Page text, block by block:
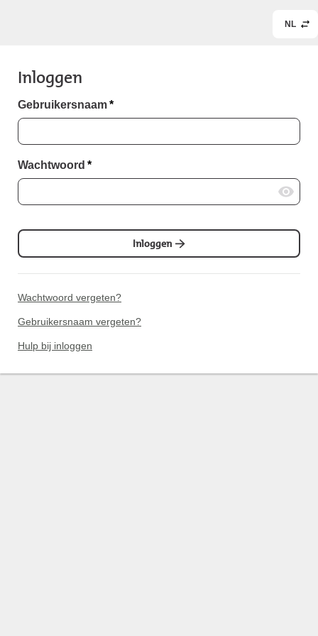
NL
Inloggen
Gebruikersnaam*
Wachtwoord *
Inloggen
Wachtwoord vergeten?
Gebruikersnaam vergeten?
Hulp bij inloggen